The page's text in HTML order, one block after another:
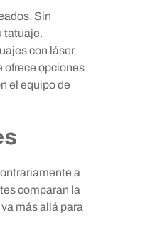
Sin
tatuaje.
con láser
ofrece opciones
el equipo de
a
comparan la
más allá para